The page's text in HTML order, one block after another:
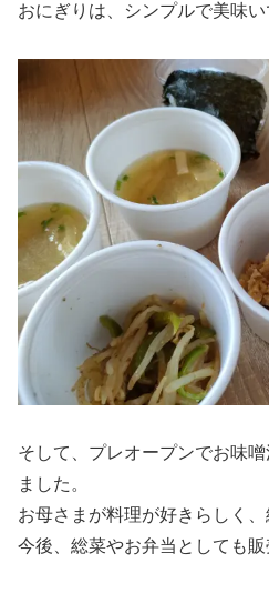
おにぎりは、シンプルで美味い
そして、プレオープンでお味
ました。
お母さまが料理が好きらしく、
今後、総菜やお弁当としても販